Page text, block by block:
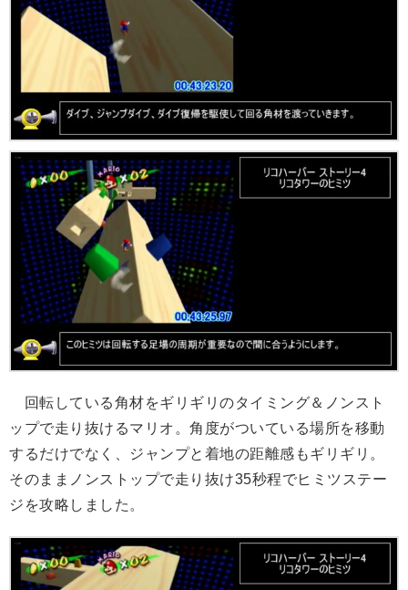
回転している角材をギリギリのタイミング＆ノンスト
ップで走り抜けるマリオ。角度がついている場所を移動
するだけでなく、ジャンプと着地の距離感もギリギリ。
そのままノンストップで走り抜け35秒程でヒミツステー
ジを攻略しました。